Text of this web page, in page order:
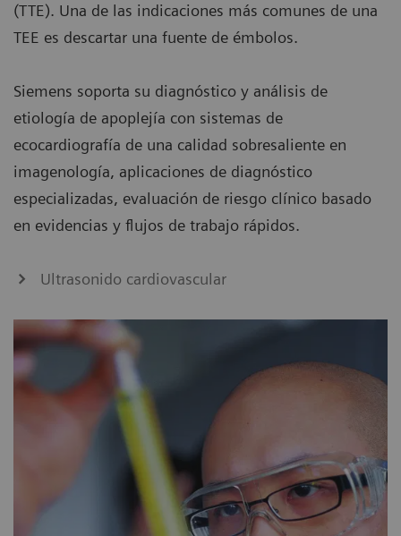
(TTE). Una de las indicaciones más comunes de una
TEE es descartar una fuente de émbolos.
Siemens soporta su diagnóstico y análisis de
etiología de apoplejía con sistemas de
ecocardiografía de una calidad sobresaliente en
imagenología, aplicaciones de diagnóstico
especializadas, evaluación de riesgo clínico basado
en evidencias y flujos de trabajo rápidos.
Ultrasonido cardiovascular